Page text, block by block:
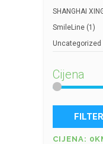
SHANGHAI
SmileLine (1)
Uncategorized
Cijena
FILTER
CIJENA: